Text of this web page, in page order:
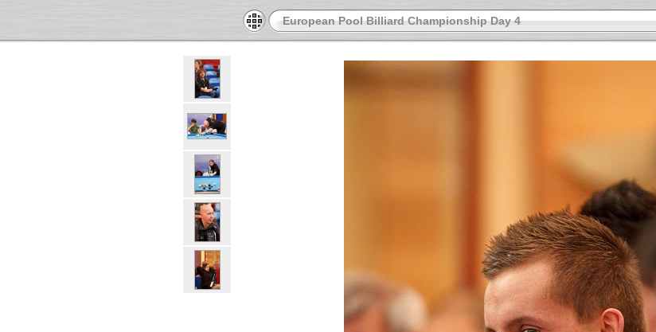
European Pool Billiard Championship Day 4